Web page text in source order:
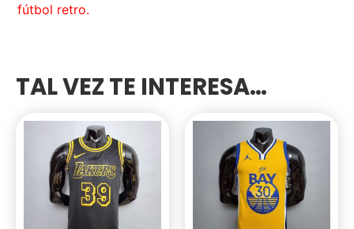
fútbol retro.
TAL VEZ TE INTERESA…